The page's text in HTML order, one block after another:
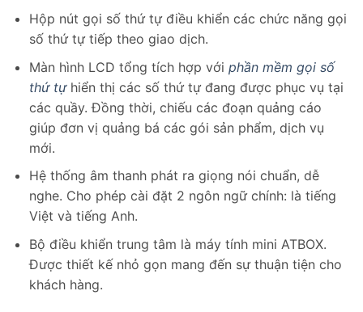
Hộp nút gọi số thứ tự điều khiển các chức năng gọi
số thứ tự tiếp theo giao dịch.
Màn hình LCD tổng tích hợp với phần mềm gọi số
thứ tự hiển thị các số thứ tự đang được phục vụ tại
các quầy. Đồng thời, chiếu các đoạn quảng cáo
giúp đơn vị quảng bá các gói sản phẩm, dịch vụ
mới.
Hệ thống âm thanh phát ra giọng nói chuẩn, dễ
nghe. Cho phép cài đặt 2 ngôn ngữ chính: là tiếng
Việt và tiếng Anh.
Bộ điều khiển trung tâm là máy tính mini ATBOX.
Được thiết kế nhỏ gọn mang đến sự thuận tiện cho
khách hàng.